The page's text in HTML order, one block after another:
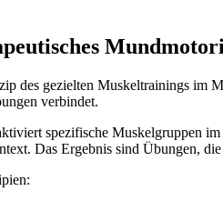
des gezielten Muskeltrainings im
verbindet.
spezifische Muskelgruppen
Das Ergebnis sind Übungen,